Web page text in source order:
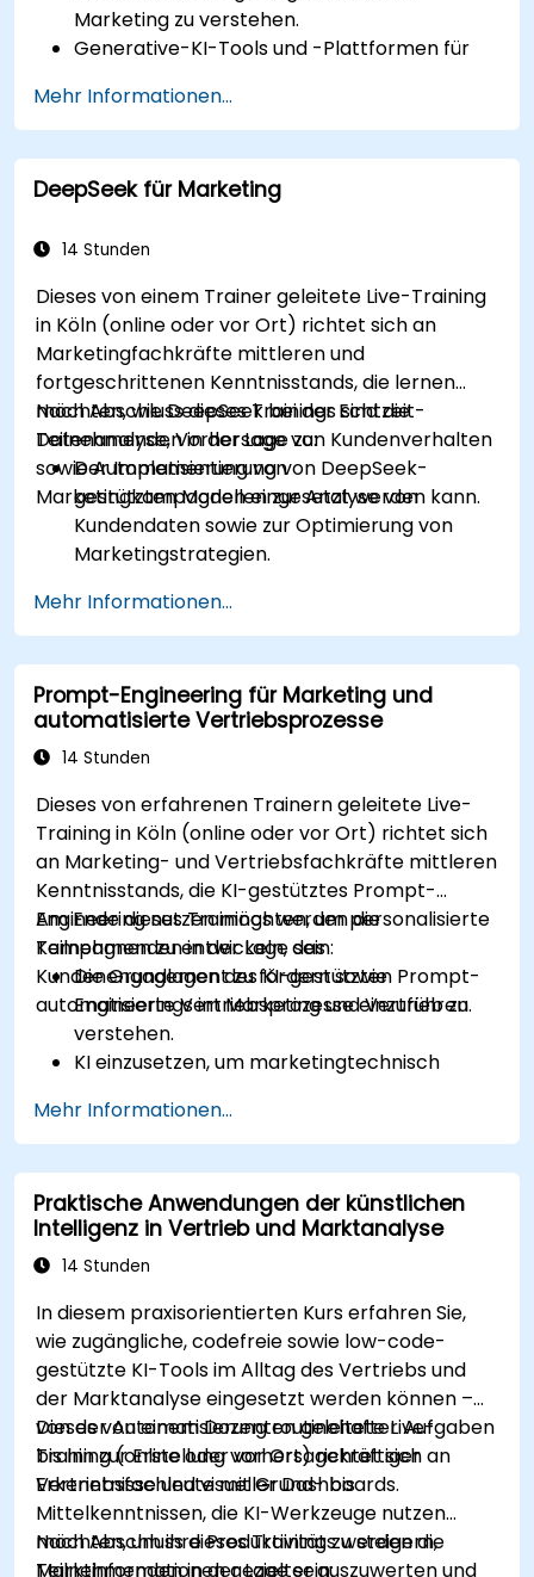
Marketing zu verstehen.
Generative-KI-Tools und -Plattformen für
Mithilfe von KI-Modellen personalisierte
Marketinginhalte zu erstellen.
KI-generierte Inhalte in umfassende
Marketingstrategien einzubinden.
hinsichtlich ihrer Wirksamkeit zu analysieren
Mehr Informationen...
DeepSeek für Marketing
14 Stunden
Dieses von einem Trainer geleitete Live-Training
in Köln (online oder vor Ort) richtet sich an
Marketingfachkräfte mittleren und
fortgeschrittenen Kenntnisstands, die lernen
möchten, wie DeepSeek bei der Echtzeit-
Datenanalyse, Vorhersage von Kundenverhalten
sowie Automatisierung von
Marketingkampagnen eingesetzt werden kann.
Nach Abschluss dieses Trainings sind die
Teilnehmenden in der Lage zu:
Der Implementierung von DeepSeek-
gestützten Modellen zur Analyse von
Kundendaten sowie zur Optimierung von
Marketingstrategien.
Publikums und für personalisierte
Marketingmaßnahmen.
Der Integration von DeepSeek mit Tools zur
Automatisierung von Marketingprozessen
zur effizienten Kampagnensteuerung.
Der Anwendung prädiktiver Analysen, um
gezielte Ansprachen zu formulieren.
Mehr Informationen...
Prompt-Engineering für Marketing und
automatisierte Vertriebsprozesse
14 Stunden
Dieses von erfahrenen Trainern geleitete Live-
Training in Köln (online oder vor Ort) richtet sich
an Marketing- und Vertriebsfachkräfte mittleren
Kenntnisstands, die KI-gestütztes Prompt-
Engineering nutzen möchten, um personalisierte
Kampagnen zu entwickeln, das
Kundenengagement zu fördern sowie
automatisierte Vertriebsprozesse einzuführen.
Am Ende dieses Trainings werden die
Teilnehmenden in der Lage sein:
Die Grundlagen des KI-gestützten Prompt-
Engineerings im Marketing und Vertrieb zu
verstehen.
KI einzusetzen, um marketingtechnisch
Werbeinhalte zu generieren.
Das Kundenengagement durch automatisch
erstellte Antworten der KI zu steigern.
Datengestützte Einblicke und Prognosen für
den Vertrieb mithilfe von KI zu nutzen.
KI-Werkzeuge nahtlos in bestehende
Vertriebsautomatisierungsprozesse zu
integrieren.
Mehr Informationen...
Praktische Anwendungen der künstlichen
Intelligenz in Vertrieb und Marktanalyse
14 Stunden
In diesem praxisorientierten Kurs erfahren Sie,
wie zugängliche, codefreie sowie low-code-
gestützte KI-Tools im Alltag des Vertriebs und
der Marktanalyse eingesetzt werden können –
von der Automatisierung routinehafter Aufgaben
bis hin zur Erstellung vorhersagekräftiger
Erkenntnisse und visueller Dashboards.
Dieses von einem Dozenten geleitete Live-
Training (online oder vor Ort) richtet sich an
Vertriebsfachleute mit Grund- bis
Mittelkenntnissen, die KI-Werkzeuge nutzen
möchten, um ihre Produktivität zu steigern,
Marktinformationen gezielter auszuwerten und
Nach Abschluss dieses Trainings werden die
Teilnehmenden in der Lage sein: